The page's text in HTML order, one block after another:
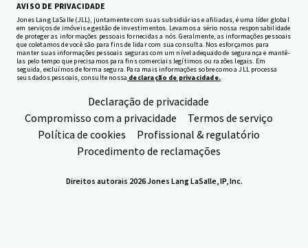
AVISO DE PRIVACIDADE
Jones Lang LaSalle (JLL), juntamente com suas subsidiárias e afiliadas, é uma líder global
em serviços de imóveis e gestão de investimentos. Levamos a sério nossa responsabilidade
de proteger as informações pessoais fornecidas a nós. Geralmente, as informações pessoais
que coletamos de você são para fins de lidar com sua consulta. Nos esforçamos para
manter suas informações pessoais seguras com um nível adequado de segurança e mantê-
las pelo tempo que precisamos para fins comerciais legítimos ou razões legais. Em
seguida, excluímos de forma segura. Para mais informações sobre como a JLL processa
seus dados pessoais, consulte nossa declaração de privacidade.
Declaração de privacidade
Compromisso com a privacidade
Termos de serviço
Política de cookies
Profissional & regulatório
Procedimento de reclamações
Direitos autorais 2026 Jones Lang LaSalle, IP, Inc.